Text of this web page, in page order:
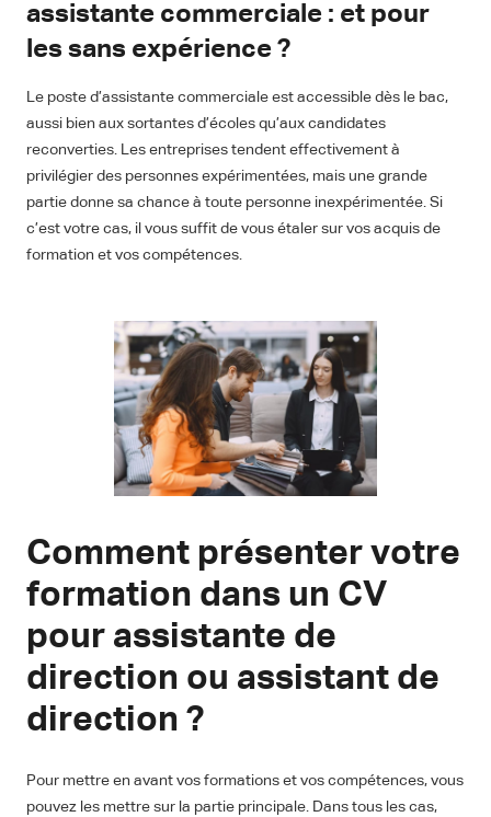
assistante commerciale : et pour
les sans expérience ?
Le poste d’assistante commerciale est accessible dès le bac,
aussi bien aux sortantes d’écoles qu’aux candidates
reconverties. Les entreprises tendent effectivement à
privilégier des personnes expérimentées, mais une grande
partie donne sa chance à toute personne inexpérimentée. Si
c’est votre cas, il vous suffit de vous étaler sur vos acquis de
formation et vos compétences.
Comment présenter votre
formation dans un CV
pour assistante de
direction ou assistant de
direction ?
Pour mettre en avant vos formations et vos compétences, vous
pouvez les mettre sur la partie principale. Dans tous les cas,